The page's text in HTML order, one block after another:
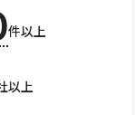
件以上
以上